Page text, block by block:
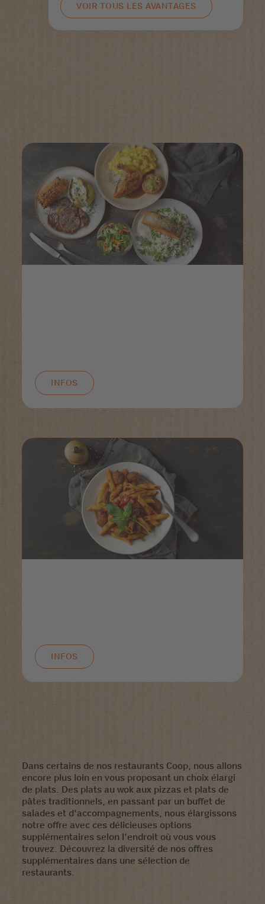
VOIR TOUS LES AVANTAGES
INFOS
INFOS
Dans certains de nos restaurants Coop, nous allons
encore plus loin en vous proposant un choix élargi
de plats. Des plats au wok aux pizzas et plats de
pâtes traditionnels, en passant par un buffet de
salades et d'accompagnements, nous élargissons
notre offre avec ces délicieuses options
supplémentaires selon l'endroit où vous vous
trouvez. Découvrez la diversité de nos offres
supplémentaires dans une sélection de
restaurants.